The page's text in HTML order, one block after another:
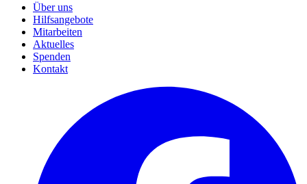
Über uns
Hilfsangebote
Mitarbeiten
Aktuelles
Spenden
Kontakt